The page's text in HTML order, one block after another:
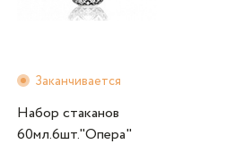
Заканчивается
Набор стаканов
60мл.6шт."Опера"